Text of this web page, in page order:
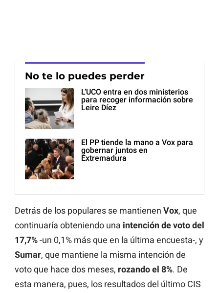
No te lo puedes perder
L’UCO entra en dos ministerios
para recoger información sobre
Leire Díez
El PP tiende la mano a Vox para
gobernar juntos en
Extremadura
Detrás de los populares se mantienen Vox, que
continuaría obteniendo una intención de voto del
17,7%-un 0,1% más que en la última encuesta-, y
Sumar, que mantiene la misma intención de
voto que hace dos meses, rozando el 8%. De
esta manera, pues, los resultados del último CIS